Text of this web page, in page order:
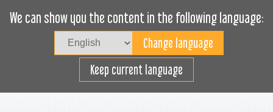
We can show you the content in the following language:
Keep current language
Xếp hàng hiệu quả